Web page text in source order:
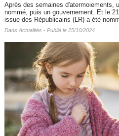
Après des semaines d'atermoiements,
nommé, puis un gouvernement. Et le
issue des Républicains (LR) a été
Dans Actualités - Publié le 25/10/2024